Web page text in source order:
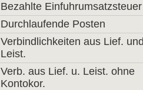
Bezahlte Einfuhrumsatzsteuer
Durchlaufende Posten
Verbindlichkeiten aus Lief.
Leist.
Verb. aus Lief. u. Leist. ohne
Kontokor.